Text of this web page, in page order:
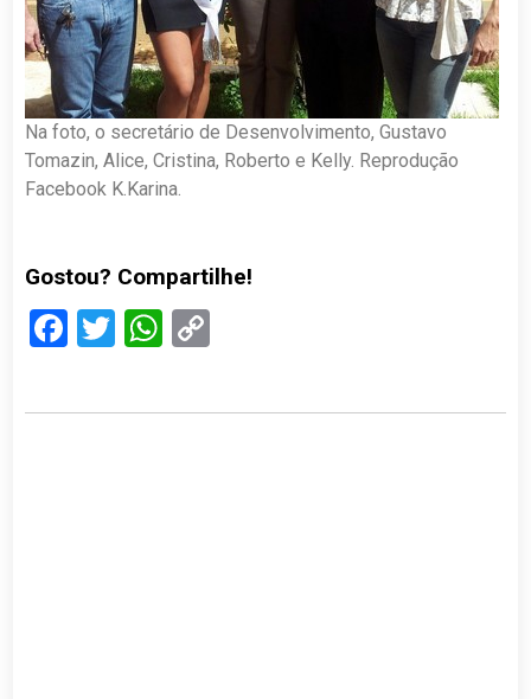
Na foto, o secretário de Desenvolvimento, Gustavo
Tomazin, Alice, Cristina, Roberto e Kelly. Reprodução
Facebook K.Karina.
Gostou? Compartilhe!
Facebook
TwitterWhatsApp